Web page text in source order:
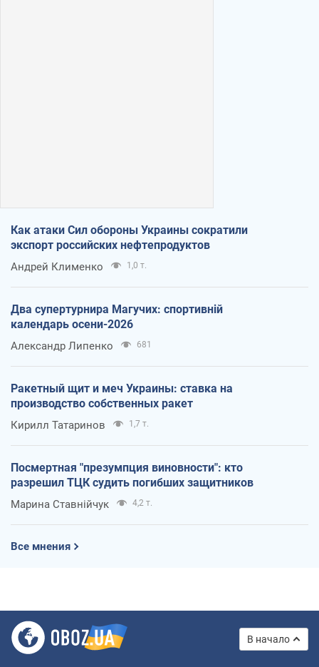
Как атаки Сил обороны Украины сократили
экспорт российских нефтепродуктов
Андрей Клименко 1,0 т.
Два супертурнира Магучих: спортивній
календарь осени-2026
Александр Липенко 681
Ракетный щит и меч Украины: ставка на
производство собственных ракет
Кирилл Татаринов 1,7 т.
Посмертная "презумпция виновности": кто
разрешил ТЦК судить погибших защитников
Марина Ставнійчук 4,2 т.
Все мнения
В начало